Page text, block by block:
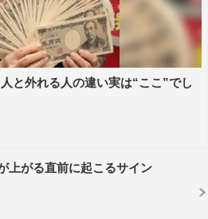
と外れる人の違い実は“ここ”でし
上がる直前に起こるサイン